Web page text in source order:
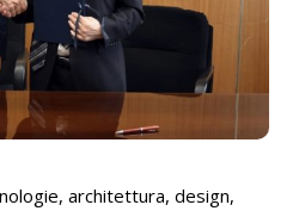
architettura, design,